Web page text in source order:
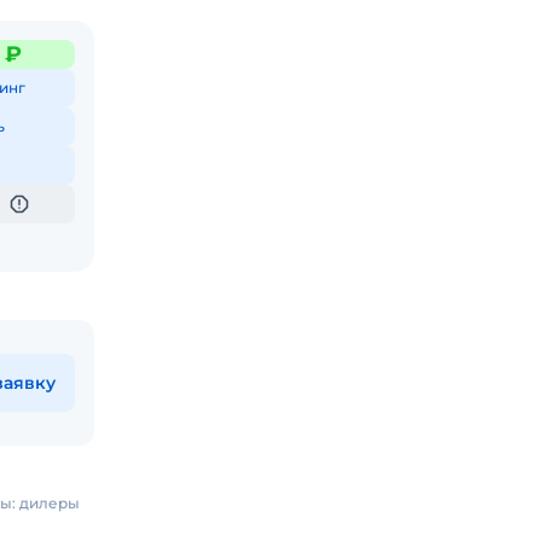
₽
дилеры